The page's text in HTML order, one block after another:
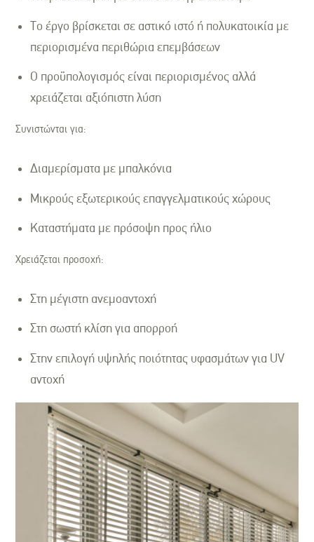
Το έργο βρίσκεται σε αστικό ιστό ή πολυκατοικία με
περιορισμένα περιθώρια επεμβάσεων
Ο προϋπολογισμός είναι περιορισμένος αλλά
χρειάζεται αξιόπιστη λύση
Συνιστώνται για:
Διαμερίσματα με μπαλκόνια
Μικρούς εξωτερικούς επαγγελματικούς χώρους
Καταστήματα με πρόσοψη προς ήλιο
Χρειάζεται προσοχή:
Στη μέγιστη ανεμοαντοχή
Στη σωστή κλίση για απορροή
Στην επιλογή υψηλής ποιότητας υφασμάτων για UV
αντοχή